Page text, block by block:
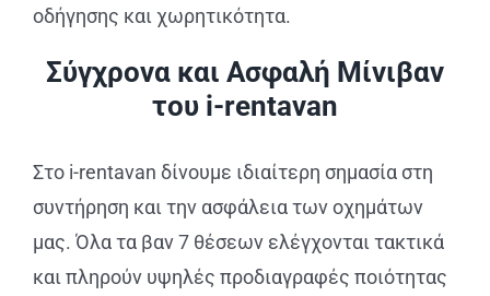
οδήγησης και χωρητικότητα.
Σύγχρονα και Ασφαλή Μίνιβαν
του i-rentavan
Στο i-rentavan δίνουμε ιδιαίτερη σημασία στη
συντήρηση και την ασφάλεια των οχημάτων
μας. Όλα τα βαν 7 θέσεων ελέγχονται τακτικά
και πληρούν υψηλές προδιαγραφές ποιότητας